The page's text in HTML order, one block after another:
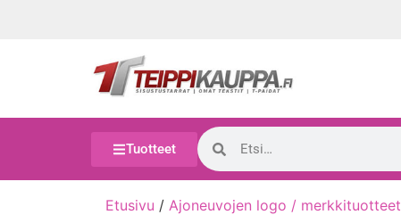
Tuotteet
Etusivu / Ajoneuvojen logo / merkkituotteet